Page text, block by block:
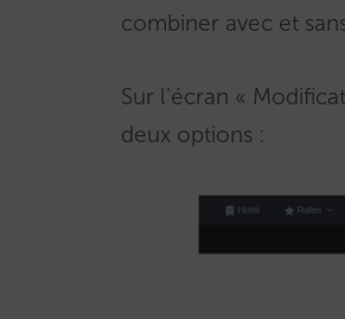
combiner avec et
Sur l’écran «
deux options :